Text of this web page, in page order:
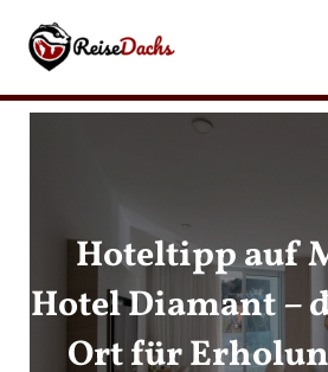
Inhalt
Hoteltipp auf
Hotel Diamant –
Ort für